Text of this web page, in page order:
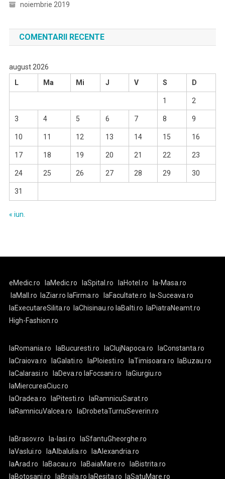
noiembrie 2019
COMENTARII RECENTE
august 2026
L
Ma Mi J V S D
1 2
3 4 5 6 7 8 9
10 11 12 13 14 15 16
17 18 19 20 21 22 23
24 25 26 27 28 29 30
31
« iun.
eMedic.ro laMedic.ro laSpital.ro laHotel.ro
la-Masa.ro
laMall.ro
laZiar.ro laFirma.ro laFacultate.ro
la-Suceava.ro
laExecutareSilita.ro
laChisinau.ro laBalti.ro
laPiatraNeamt.ro
High-Fashion.ro
laRomania.ro laBucuresti.ro laClujNapoca.ro
laConstanta.ro
laCraiova.ro
laGalati.ro laPloiesti.ro laTimisoara.ro
laBuzau.ro
laCalarasi.ro
laDeva.ro laFocsani.ro
laGiurgiu.ro
laMiercureaCiuc.ro
laOradea.ro
laPitesti.ro
laRamnicuSarat.ro
laRamnicuValcea.ro
laDrobetaTurnuSeverin.ro
laBrasov.ro la-Iasi.ro
laSfantuGheorghe.ro
laVaslui.ro
laAlbaIulia.ro
laAlexandria.ro
laArad.ro
laBacau.ro laBaiaMare.ro
laBistrita.ro
laBotosani.ro
laBraila.ro laResita.ro laSatuMare.ro